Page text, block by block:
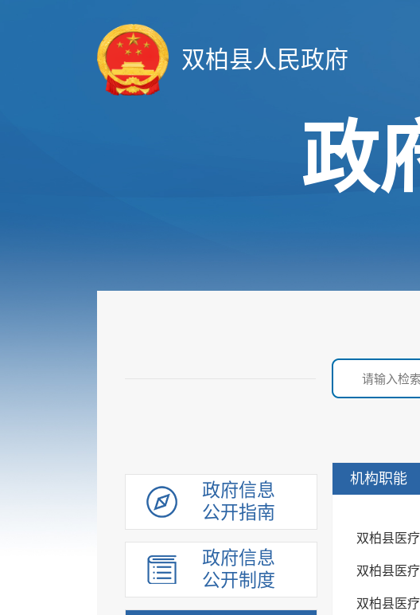
双柏县人民政府
政
政府信息
公开指南
政府信息
公开制度
机构职能
双柏县医
双柏县医
双柏县医